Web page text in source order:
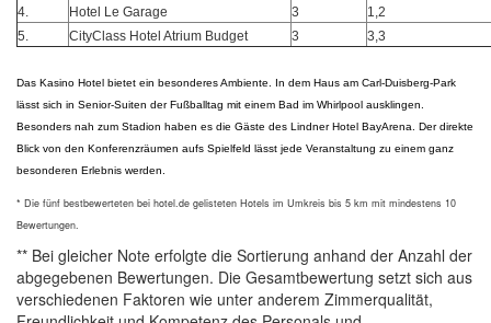
4.
Hotel Le Garage 3
1,2
5.
CityClass Hotel Atrium Budget 3 3,3
Das Kasino Hotel bietet ein besonderes Ambiente. In dem Haus am Carl-Duisberg-Park
lässt sich in Senior-Suiten der Fußballtag mit einem Bad im Whirlpool ausklingen.
Besonders nah zum Stadion haben es die Gäste des Lindner Hotel BayArena. Der direkte
Blick von den Konferenzräumen aufs Spielfeld lässt jede Veranstaltung zu einem ganz
besonderen Erlebnis werden.
* Die fünf bestbewerteten bei hotel.de gelisteten Hotels im Umkreis bis 5 km mit mindestens 10
Bewertungen.
** Bei gleicher Note erfolgte die Sortierung anhand der Anzahl der
abgegebenen Bewertungen. Die Gesamtbewertung setzt sich aus
verschiedenen Faktoren wie unter anderem Zimmerqualität,